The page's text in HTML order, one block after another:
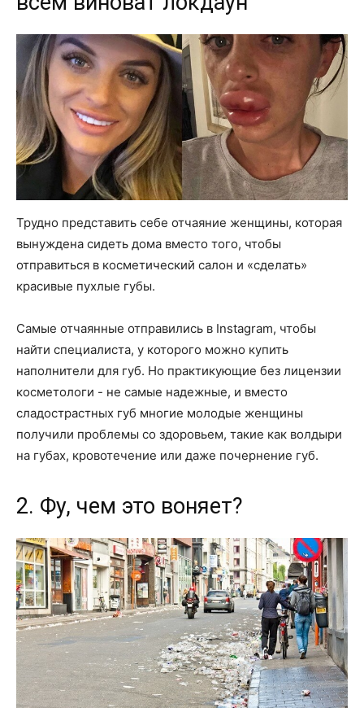
Трудно представить себе отчаяние женщины, которая
вынуждена сидеть дома вместо того, чтобы
отправиться в косметический салон и «сделать»
красивые пухлые губы.
Самые отчаянные отправились в Instagram, чтобы
найти специалиста, у которого можно купить
наполнители для губ. Но практикующие без лицензии
косметологи - не самые надежные, и вместо
сладострастных губ многие молодые женщины
получили проблемы со здоровьем, такие как волдыри
на губах, кровотечение или даже почернение губ.
2. Фу, чем это воняет?